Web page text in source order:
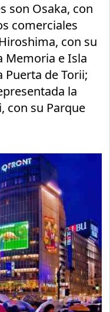
son Osaka, con
comerciales
con su
Memoria e Isla
de Torii;
la
con su Parque